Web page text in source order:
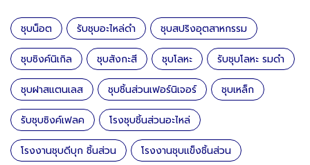
ชุบน็อต รับชุบอะไหล่ดำ ชุบสปริงอุตสาหกรรม
ชุบซิงค์นิเกิล ชุบสังกะสี ชุบโลหะ รับชุบโลหะ รมดำ
ชุบฝาสแตนเลส ชุบชิ้นส่วนเฟอร์นิเจอร์ ชุบเหล็ก
รับชุบซิงค์เฟลค โรงชุบชิ้นส่วนอะไหล่
โรงงานชุบดีบุก ชิ้นส่วน โรงงานชุบแข็งชิ้นส่วน